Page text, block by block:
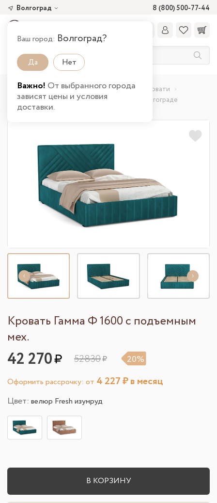
8 (800) 500-77-44
Волгоград
Ваш город: Волгоград?
Да Нет
Важно! От выбранного города
зависят цены и условия
доставки.
Главная Каталог товаров Спальня
Кровати
Кровать Гамма Ф 1600 с подъемным мех. в Волгограде
Кровать Гамма Ф 1600 с подъемным
мех.
42 270 52830 20%
Оформить рассрочку: от 4 227₽ в месяц
Цвет: велюр Fresh изумруд
В КОРЗИНУ